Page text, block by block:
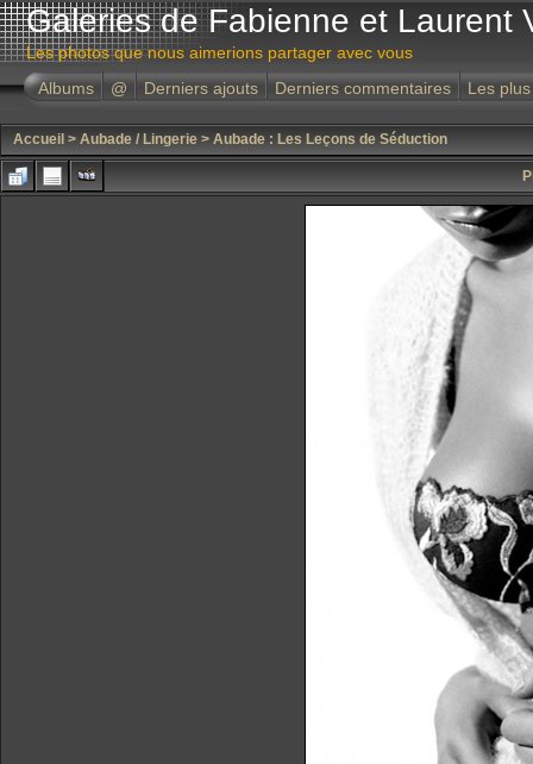
Galeries de Fabienne et Laurent
Les photos que nous aimerions partager avec vous
Albums
@ Derniers ajouts Derniers commentaires Les
Accueil > Aubade / Lingerie > Aubade : Les Leçons de Séduction